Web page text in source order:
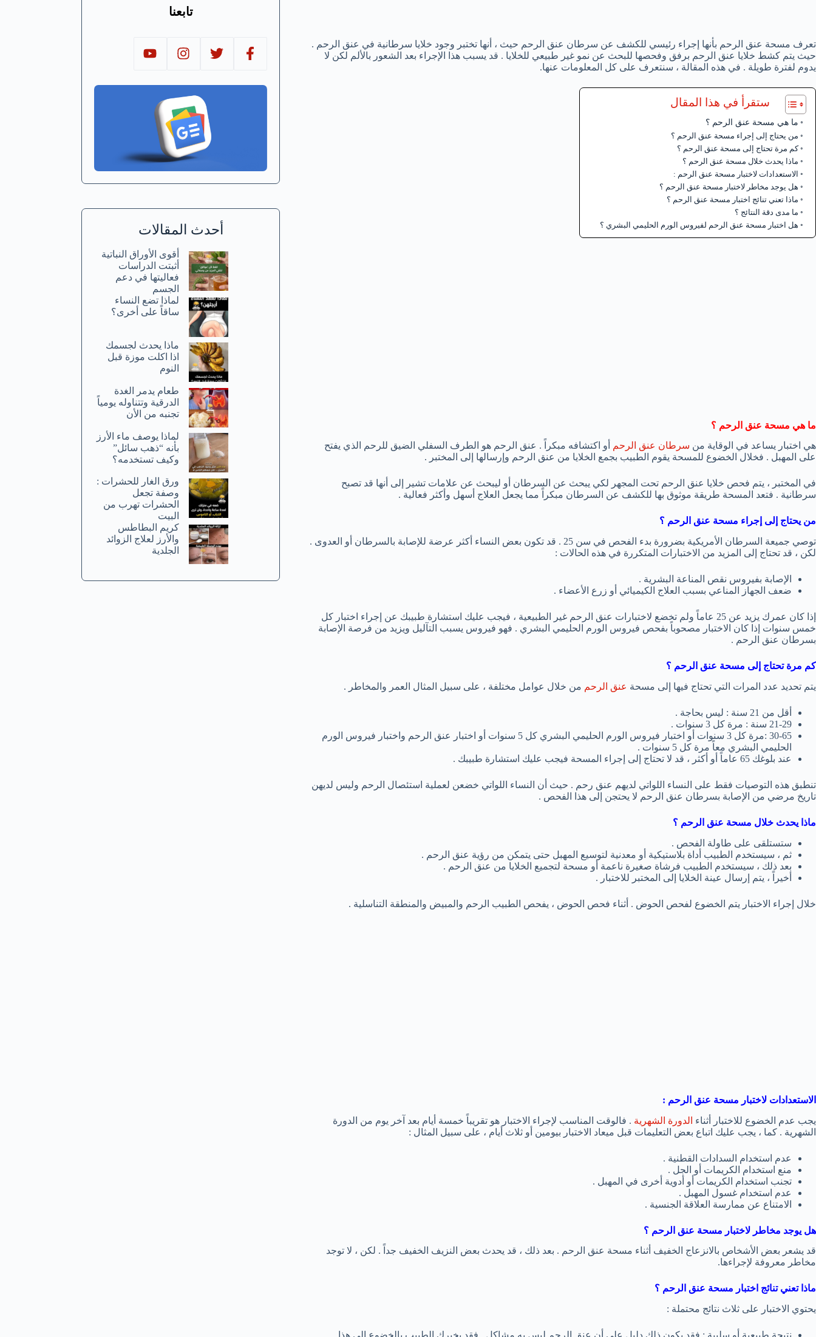
تعرف مسحة عنق الرحم بأنها إجراء رئيسي للكشف عن سرطان عنق الرحم حيث ، أنها تختبر وجود خلايا سرطانية في عنق الرحم .
حيث يتم كشط خلايا عنق الرحم برفق وفحصها للبحث عن نمو غير طبيعي للخلايا . قد يسبب هذا الإجراء بعد الشعور بالألم لكن لا
يدوم لفترة طويلة . في هذه المقالة ، سنتعرف على كل المعلومات عنها.
ستقرأ في هذا المقال
ما هي مسحة عنق الرحم ؟
من يحتاج إلى إجراء مسحة عنق الرحم ؟
كم مرة تحتاج إلى مسحة عنق الرحم ؟
ماذا يحدث خلال مسحة عنق الرحم ؟
الاستعدادات لاختبار مسحة عنق الرحم :
هل يوجد مخاطر لاختبار مسحة عنق الرحم ؟
ماذا تعني تنائج اختبار مسحة عنق الرحم ؟
ما مدى دقة النتائج ؟
هل اختبار مسحة عنق الرحم لفيروس الورم الحليمي البشري ؟
ما هي مسحة عنق الرحم ؟
هي اختبار يساعد في الوقاية من سرطان عنق الرحم أو اكتشافه مبكراً . عنق الرحم هو الطرف السفلي الضيق للرحم الذي يفتح
على المهبل . فخلال الخضوع للمسحة يقوم الطبيب بجمع الخلايا من عنق الرحم وإرسالها إلى المختبر .
في المختبر ، يتم فحص خلايا عنق الرحم تحت المجهر لكي يبحث عن السرطان أو ليبحث عن علامات تشير إلى أنها قد تصبح
سرطانية . فتعد المسحة طريقة موثوق بها للكشف عن السرطان مبكراً مما يجعل العلاج أسهل وأكثر فعالية .
من يحتاج إلى إجراء مسحة عنق الرحم ؟
توصي جميعة السرطان الأمريكية بضرورة بدء الفحص في سن 25 . قد تكون بعض النساء أكثر عرضة للإصابة بالسرطان أو العدوى .
لكن ، قد تحتاج إلى المزيد من الاختبارات المتكررة في هذه الحالات :
الإصابة بفيروس نقص المناعة البشرية .
ضعف الجهاز المناعي بسبب العلاج الكيميائي أو زرع الأعضاء .
إذا كان عمرك يزيد عن 25 عاماً ولم تخضع لاختبارات عنق الرحم غير الطبيعية ، فيجب عليك استشارة طبيبك عن إجراء اختبار كل
خمس سنوات إذا كان الاختبار مصحوباً بفحص فيروس الورم الحليمي البشري . فهو فيروس يسبب التآليل ويزيد من فرصة الإصابة
بسرطان عنق الرحم .
كم مرة تحتاج إلى مسحة عنق الرحم ؟
يتم تحديد عدد المرات التي تحتاج فيها إلى مسحة عنق الرحم من خلال عوامل مختلفة ، على سبيل المثال العمر والمخاطر .
أقل من 21 سنة : ليس بحاجة .
21-29 سنة : مرة كل 3 سنوات .
30-65 :مرة كل 3 سنوات أو اختبار فيروس الورم الحليمي البشري كل 5 سنوات أو اختبار عنق الرحم واختبار فيروس الورم
الحليمي البشري معاً مرة كل 5 سنوات .
عند بلوغك 65 عاماً أو أكثر ، قد لا تحتاج إلى إجراء المسحة فيجب عليك استشارة طبيبك .
تنطبق هذه التوصيات فقط على النساء اللواتي لديهم عنق رحم . حيث أن النساء اللواتي خضعن لعملية استئصال الرحم وليس لديهن
تاريخ مرضي من الإصابة بسرطان عنق الرحم لا يحتجن إلى هذا الفحص .
ماذا يحدث خلال مسحة عنق الرحم ؟
ستستلقى على طاولة الفحص .
ثم ، سيستخدم الطبيب أداة بلاستيكية أو معدنية لتوسيع المهبل حتى يتمكن من رؤية عنق الرحم .
بعد ذلك ، سيستخدم الطبيب فرشاة صغيرة ناعمة أو مسحة لتجميع الخلايا من عنق الرحم .
أخيراً ، يتم إرسال عينة الخلايا إلى المختبر للاختبار .
خلال إجراء الاختبار يتم الخضوع لفحص الحوض . أثناء فحص الحوض ، يفحص الطبيب الرحم والمبيض والمنطقة التناسلية .
الاستعدادات لاختبار مسحة عنق الرحم :
يجب عدم الخضوع للاختبار أثناء الدورة الشهرية . فالوقت المناسب لإجراء الاختبار هو تقريباً خمسة أيام بعد آخر يوم من الدورة
الشهرية . كما ، يجب عليك اتباع بعض التعليمات قبل ميعاد الاختبار بيومين أو ثلاث أيام ، على سبيل المثال :
عدم استخدام السدادات القطنية .
منع استخدام الكريمات أو الجل .
تجنب استخدام الكريمات أو أدوية أخرى في المهبل .
عدم استخدام غسول المهبل .
الامتناع عن ممارسة العلاقة الجنسية .
هل يوجد مخاطر لاختبار مسحة عنق الرحم ؟
قد يشعر بعض الأشخاص بالانزعاج الخفيف أثناء مسحة عنق الرحم . بعد ذلك ، قد يحدث بعض النزيف الخفيف جداً . لكن ، لا توجد
مخاطر معروفة لإجراءها.
ماذا تعني تنائج اختبار مسحة عنق الرحم ؟
يحتوي الاختبار على ثلاث نتائج محتملة :
تابعنا
أحدث المقالات
أقوى الأوراق النباتية
أثبتت الدراسات
فعاليتها في دعم
الجسم
لماذا تضع النساء
ساقاً على أخرى؟
ماذا يحدث لجسمك
اذا اكلت موزة قبل
النوم
طعام يدمر الغدة
الدرقية وتتناوله يومياً
تجنبه من الأن
لماذا يوصف ماء الأرز
بأنه “ذهب سائل”
وكيف تستخدمه؟
ورق الغار للحشرات :
وصفة تجعل
الحشرات تهرب من
البيت
كريم البطاطس
والأرز لعلاج الزوائد
الجلدية